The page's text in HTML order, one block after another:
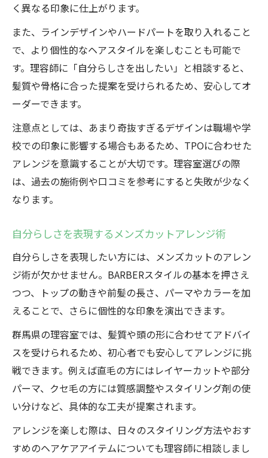
く異なる印象に仕上がります。
また、ラインデザインやハードパートを取り入れること
で、より個性的なヘアスタイルを楽しむことも可能で
す。理容師に「自分らしさを出したい」と相談すると、
髪質や骨格に合った提案を受けられるため、安心してオ
ーダーできます。
注意点としては、あまり奇抜すぎるデザインは職場や学
校での印象に影響する場合もあるため、TPOに合わせた
アレンジを意識することが大切です。理容室選びの際
は、過去の施術例や口コミを参考にすると失敗が少なく
なります。
自分らしさを表現するメンズカットアレンジ術
自分らしさを表現したい方には、メンズカットのアレン
ジ術が欠かせません。BARBERスタイルの基本を押さえ
つつ、トップの動きや前髪の長さ、パーマやカラーを加
えることで、さらに個性的な印象を演出できます。
群馬県の理容室では、髪質や頭の形に合わせてアドバイ
スを受けられるため、初心者でも安心してアレンジに挑
戦できます。例えば直毛の方にはレイヤーカットや部分
パーマ、クセ毛の方には質感調整やスタイリング剤の使
い分けなど、具体的な工夫が提案されます。
アレンジを楽しむ際は、日々のスタイリング方法やおす
すめのヘアケアアイテムについても理容師に相談しまし